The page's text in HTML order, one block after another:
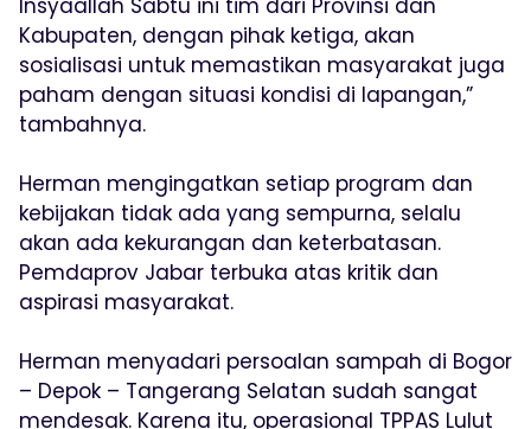
Kabupaten, dengan pihak ketiga, akan
sosialisasi untuk memastikan masyarakat juga
paham dengan situasi kondisi di lapangan,”
tambahnya.
Herman mengingatkan setiap program dan
kebijakan tidak ada yang sempurna, selalu
akan ada kekurangan dan keterbatasan.
Pemdaprov Jabar terbuka atas kritik dan
aspirasi masyarakat.
Herman menyadari persoalan sampah di Bogor
– Depok – Tangerang Selatan sudah sangat
mendesak. Karena itu, operasional TPPAS Lulut